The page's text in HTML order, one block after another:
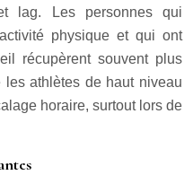
lag. Les personnes qui
physique et qui ont
récupèrent souvent plus
les athlètes de haut niveau
horaire, surtout lors de